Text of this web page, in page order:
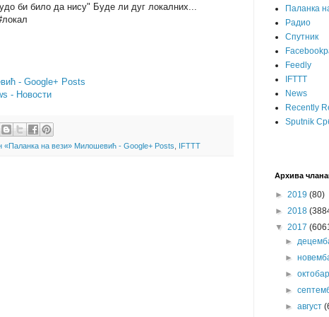
би било да нису" Буде ли дуг локалних...
- Google+ Posts
- Новости
«Паланка на вези» Милошевић - Google+ Posts IFTTT
Паланка
Радио
Спутник
Feedly
IFTTT
News
Recently
Sputnik
Архива
► 2019 (80)
► 2018
▼ 2017
►
►
►
►
►август